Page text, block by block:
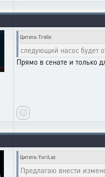
Цитата: Trolle
следующий насос будет
Прямо в сенате и только
Цитата: YuriLaz
Предлагаю внести